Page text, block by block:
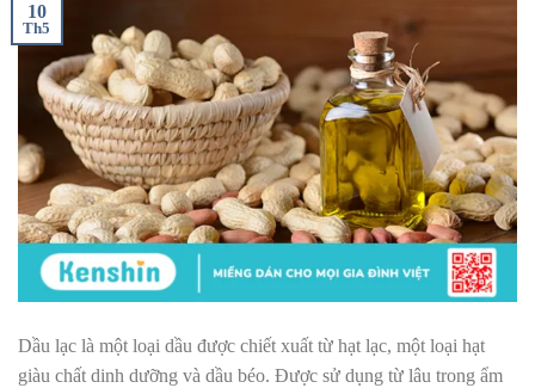
10
Th5
Dầu lạc là một loại dầu được chiết xuất từ hạt lạc, một loại hạt
giàu chất dinh dưỡng và dầu béo. Được sử dụng từ lâu trong ẩm